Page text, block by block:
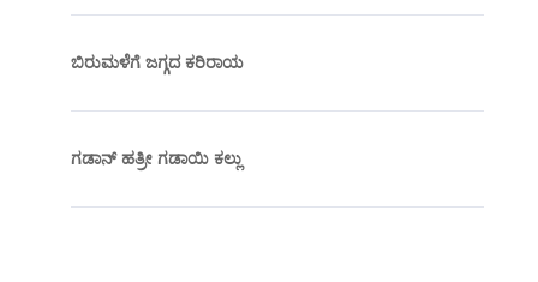
ಬಿರುಮಳೆಗೆ ಜಗ್ಗದ ಕರಿರಾಯ
ಗಡಾನ್ ಹತ್ರೀ ಗಡಾಯಿ ಕಲ್ಲು